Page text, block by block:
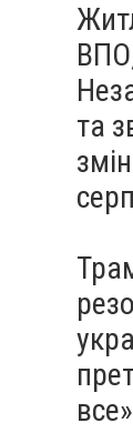
та
все»